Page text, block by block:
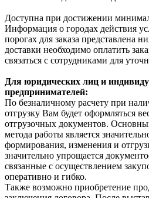
Доступна при достижении
Информация о городах действия
порогах для заказа представлена
доставки необходимо оплатить
связаться с сотрудниками для
Для юридических лиц и
предпринимателей:
По безналичному расчету при
отгрузку Вам будет оформляться
отгрузочных документов.
метода работы является
формирования, изменения и
значительно упрощается
связанные с осуществлением
оперативно и гибко.
Также возможно приобретение